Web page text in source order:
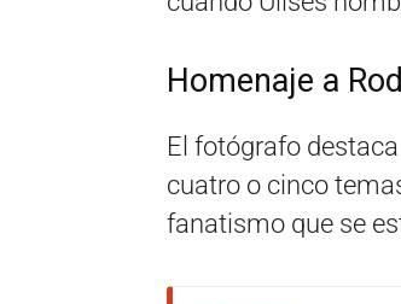
Homenaje a
El fotógrafo
cuatro o cinco
fanatismo que se